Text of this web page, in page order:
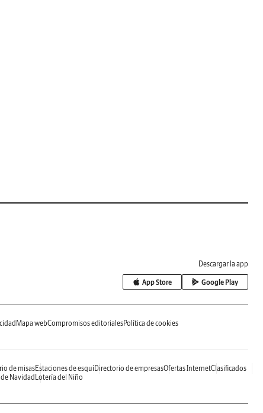
Descargar la app
App Store Google Play
Mapa webCompromisos editorialesPolítica de cookies
de misasEstaciones de esquíDirectorio de empresasOfertas InternetClasificados
Navidad Lotería del Niño